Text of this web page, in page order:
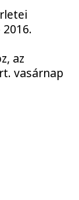
az
vasárnap